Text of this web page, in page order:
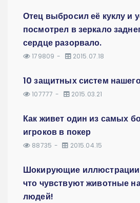
Отец выбросил её куклу и
посмотрел в зеркало
сердце разорвало.
179809 2015.07.18
10 защитных систем
107777 2015.03.21
Как живет один из самых
игроков в покер
88735 2015.04.15
Шокирующие
что чувствуют животные
людей!